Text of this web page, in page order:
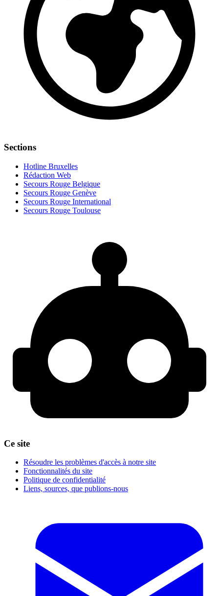
Sections
Hotline Bruxelles
Rédaction Web
Secours Rouge Belgique
Secours Rouge Genève
Secours Rouge International
Secours Rouge Toulouse
Ce site
Résoudre les problèmes d'accès à notre site
Fonctionnalités du site
Politique de confidentialité
Liens, sources, que publions-nous